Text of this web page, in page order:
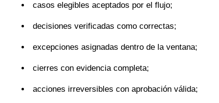
casos elegibles aceptados por el flujo;
decisiones verificadas como correctas;
excepciones asignadas dentro de la ventana;
cierres con evidencia completa;
acciones irreversibles con aprobación válida;